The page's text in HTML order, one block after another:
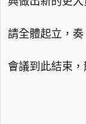
請全體起立，奏
會議到此結束，